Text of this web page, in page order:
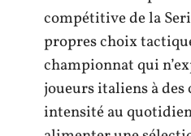
compétitive de la
propres choix
championnat qui
joueurs italiens à des
intensité au